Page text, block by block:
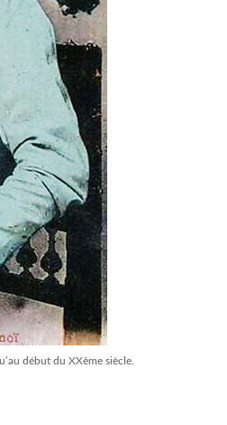
début du XXème siècle.